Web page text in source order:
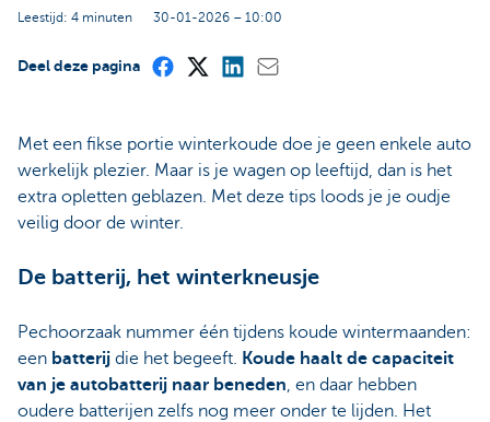
Leestijd: 4 minuten 30-01-2026 – 10:00
Deel deze pagina
Met een fikse portie winterkoude doe je geen enkele auto
werkelijk plezier. Maar is je wagen op leeftijd, dan is het
extra opletten geblazen. Met deze tips loods je je oudje
veilig door de winter.
De batterij, het winterkneusje
Pechoorzaak nummer één tijdens koude wintermaanden:
een batterij die het begeeft. Koude haalt de capaciteit
van je autobatterij naar beneden, en daar hebben
oudere batterijen zelfs nog meer onder te lijden. Het